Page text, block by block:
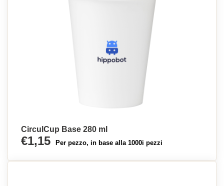
CirculCup Base 280 ml
€1,15 Per pezzo, in base alla 1000i pezzi